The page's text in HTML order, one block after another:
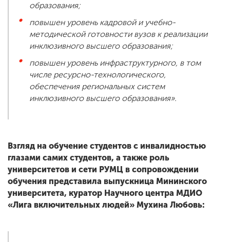
образования;
повышен уровень кадровой и учебно-
методической готовности вузов к реализации
инклюзивного высшего образования;
повышен уровень инфраструктурного, в том
числе ресурсно-технологического,
обеспечения региональных систем
инклюзивного высшего образования».
Взгляд на обучение студентов с инвалидностью
глазами самих студентов, а также роль
университетов и сети РУМЦ в сопровождении
обучения представила выпускница Мининского
университета, куратор Научного центра МДИО
«Лига включительных людей» Мухина Любовь: